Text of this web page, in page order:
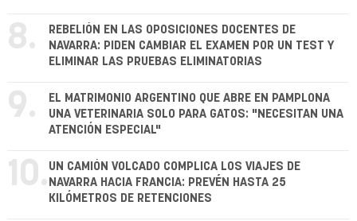
8.
REBELIÓN EN LAS OPOSICIONES DOCENTES DE
NAVARRA: PIDEN CAMBIAR EL EXAMEN POR UN TEST Y
ELIMINAR LAS PRUEBAS ELIMINATORIAS
9.
EL MATRIMONIO ARGENTINO QUE ABRE EN PAMPLONA
UNA VETERINARIA SOLO PARA GATOS: "NECESITAN UNA
ATENCIÓN ESPECIAL"
10. UN CAMIÓN VOLCADO COMPLICA LOS VIAJES DE
NAVARRA HACIA FRANCIA: PREVÉN HASTA 25
KILÓMETROS DE RETENCIONES